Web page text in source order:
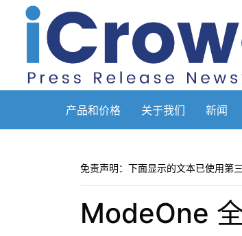
产品和价格 关于我们 新闻
免责声明：下面显示的文本已使用第
ModeOne